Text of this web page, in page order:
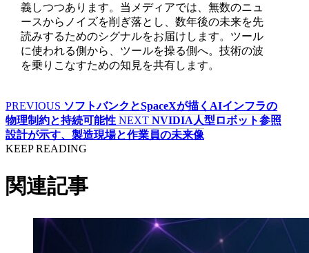
義しつつあります。当メディアでは、無数のニュ
ースからノイズを削ぎ落とし、数年後の未来を先
読みするためのシグナルをお届けします。ツール
に使われる側から、ツールを操る側へ。技術の波
を乗りこなすための知見を共有します。
PREVIOUS ソフトバンクとSpaceXが描くAIインフラの
物理制約と持続可能性 NEXT NVIDIA人型ロボット参照
設計が示す、製造現場と作業員の未来像
KEEP READING
関連記事